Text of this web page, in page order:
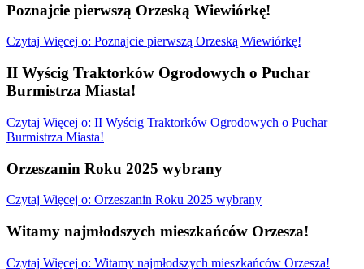
Poznajcie pierwszą Orzeską Wiewiórkę!
Czytaj Więcej o: Poznajcie pierwszą Orzeską Wiewiórkę!
II Wyścig Traktorków Ogrodowych o Puchar
Burmistrza Miasta!
Czytaj Więcej o: II Wyścig Traktorków Ogrodowych o Puchar
Burmistrza Miasta!
Orzeszanin Roku 2025 wybrany
Czytaj Więcej o: Orzeszanin Roku 2025 wybrany
Witamy najmłodszych mieszkańców Orzesza!
Czytaj Więcej o: Witamy najmłodszych mieszkańców Orzesza!